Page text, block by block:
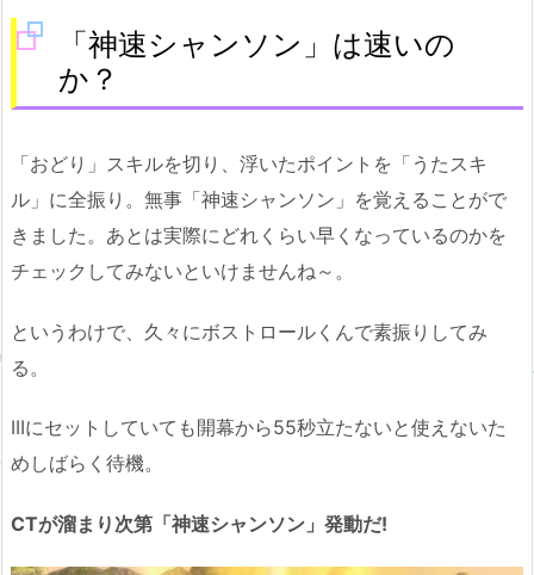
「神速シャンソン」は速いの
か？
「おどり」スキルを切り、浮いたポイントを「うたスキ
ル」に全振り。無事「神速シャンソン」を覚えることがで
きました。あとは実際にどれくらい早くなっているのかを
チェックしてみないといけませんね～。
というわけで、久々にボストロールくんで素振りしてみ
る。
IIIにセットしていても開幕から55秒立たないと使えないた
めしばらく待機。
CTが溜まり次第「神速シャンソン」発動だ!